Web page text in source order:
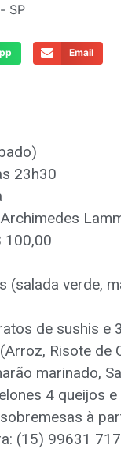
SP
Email
23h30
100,00
(salada verde,
de sushis e
Risote de
marinado,
4 queijos
à
(15) 99631